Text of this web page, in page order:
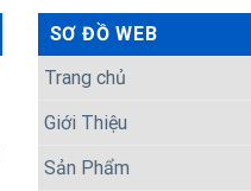
SƠ ĐỒ WEB
Trang chủ
Giới Thiệu
Sản Phẩm